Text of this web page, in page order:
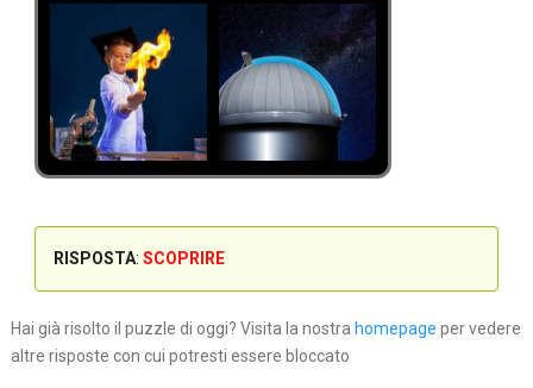
RISPOSTA: SCOPRIRE
Hai già risolto il puzzle di oggi? Visita la nostra homepage per vedere
altre risposte con cui potresti essere bloccato